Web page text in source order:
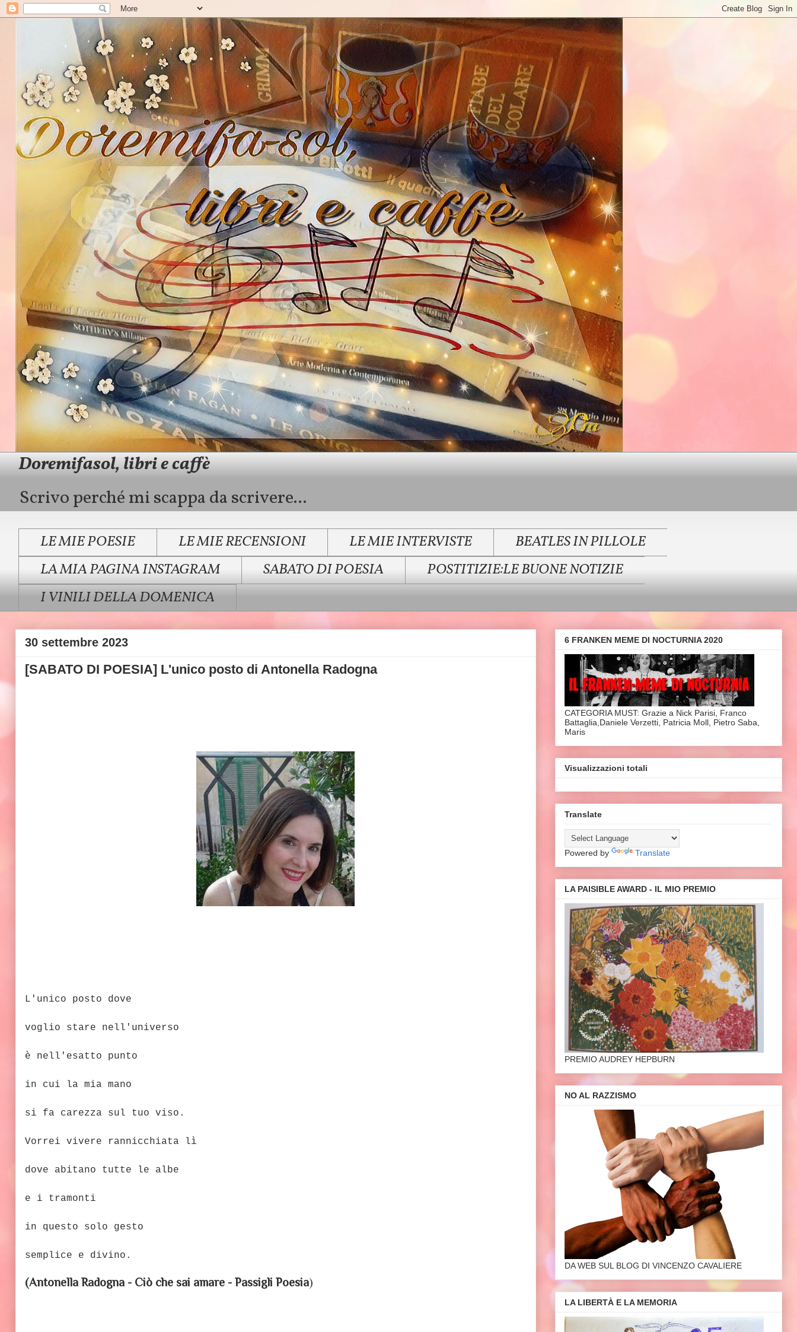
Doremifasol, libri e caffè
Scrivo perché mi scappa da scrivere...
LE MIE POESIE LE MIE RECENSIONI LE MIE INTERVISTE
BEATLES IN PILLOLE
LA MIA PAGINA INSTAGRAM
SABATO DI POESIA
POSTITIZIE:LE BUONE NOTIZIE
I VINILI DELLA DOMENICA
30 settembre 2023
[SABATO DI POESIA] L'unico posto di Antonella Radogna
L'unico posto dove
voglio stare nell'universo
è nell'esatto punto
in cui la mia mano
si fa carezza sul tuo viso.
Vorrei vivere rannicchiata lì
dove abitano tutte le albe
e i tramonti
in questo solo gesto
semplice e divino.
(Antonella Radogna - Ciò che sai amare - Passigli Poesia)
6 FRANKEN MEME DI NOCTURNIA 2020
CATEGORIA MUST: Grazie a Nick Parisi, Franco
Battaglia,Daniele Verzetti, Patricia Moll, Pietro Saba,
Maris
Visualizzazioni totali
Translate
Powered by Translate
LA PAISIBLE AWARD - IL MIO PREMIO
PREMIO AUDREY HEPBURN
NO AL RAZZISMO
DA WEB SUL BLOG DI VINCENZO CAVALIERE
LA LIBERTÀ E LA MEMORIA